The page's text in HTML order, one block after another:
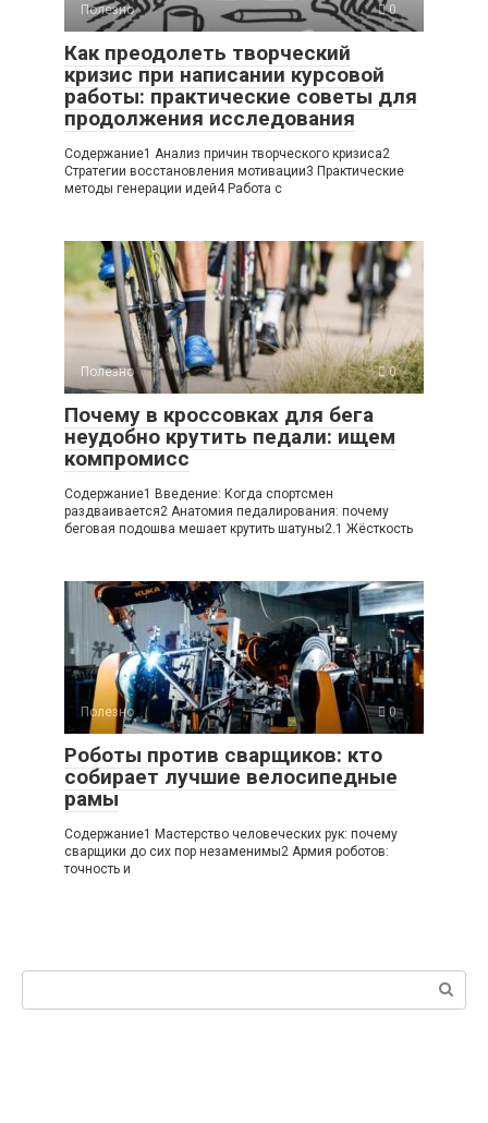
Полезно 0
Как преодолеть творческий
кризис при написании курсовой
работы: практические советы для
продолжения исследования
Содержание1 Анализ причин творческого кризиса2
Стратегии восстановления мотивации3 Практические
методы генерации идей4 Работа с
Полезно 0
Почему в кроссовках для бега
неудобно крутить педали: ищем
компромисс
Содержание1 Введение: Когда спортсмен
раздваивается2 Анатомия педалирования: почему
беговая подошва мешает крутить шатуны2.1 Жёсткость
Полезно 0
Роботы против сварщиков: кто
собирает лучшие велосипедные
рамы
Содержание1 Мастерство человеческих рук: почему
сварщики до сих пор незаменимы2 Армия роботов:
точность и